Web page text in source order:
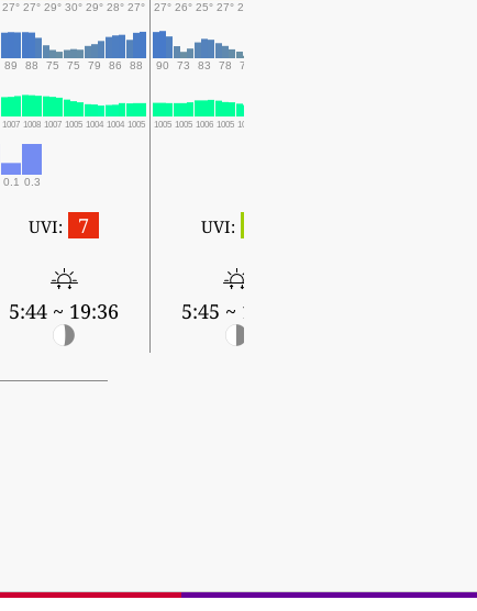
27° 27° 29° 30° 29° 28° 27° 27° 26° 25° 27° 29°
89 88 75 75 79 86 88 90 73 83 78 70
1007 1008 1007 1005 1004 1004 1005 1005 1005 1006 1005 1004
0.1 0.3
UVI: 7
5:44 ~ 19:36
UVI:
5:45 ~ 19:35